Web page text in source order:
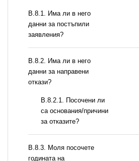
В.8.1. Има ли в него
данни за постъпили
заявления?
В.8.2. Има ли в него
данни за направени
откази?
В.8.2.1. Посочени ли
са основания/причини
за отказите?
В.8.3. Моля посочете
годината на